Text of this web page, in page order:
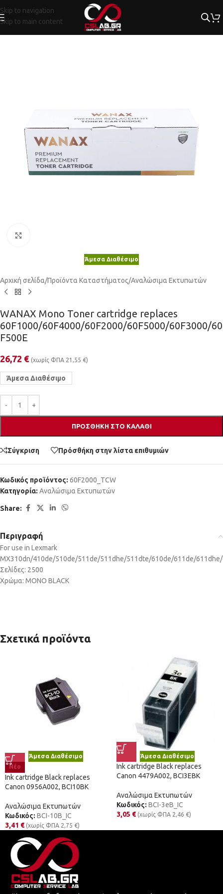
Skip to navigation
Skip to main content
Άμεσα Διαθέσιμο
Αρχική σελίδα/Προϊόντα Καταστήματος/Αναλώσιμα Εκτυπωτών
WANAX Mono Toner cartridge replaces
60F1000/60F4000/60F2000/60F5000/60F3000/60
F500E
26,72 € (χωρίς ΦΠΑ 21,55 €)
Άμεσα Διαθέσιμο
ΠΡΟΣΘΉΚΗ ΣΤΟ ΚΑΛΆΘΙ
Σύγκριση Πρόσθήκη στην λίστα επιθυμιών
Κωδικός προϊόντος: 60F2000_TCW
Κατηγορία: Αναλώσιμα Εκτυπωτών
Share:
Περιγραφή
For use in Lexmark
MX310dn/410de/510de/511de/511dhe/511dte/610de/611de/
Σελίδες: 2500
Χρώμα: MONO BLACK
Σχετικά προϊόντα
Άμεσα Διαθέσιμο
Νέο
Ink cartridge Black replaces
Canon 0956A002, BCI10BK
Αναλώσιμα Εκτυπωτών
Κωδικός: BCI-10B_IC
3,41 € (χωρίς ΦΠΑ 2,75 €)
Άμεσα Διαθέσιμο
Ink cartridge Black replaces
Canon 4479A002, BCI3EBK
Αναλώσιμα Εκτυπωτών
Κωδικός: BCI-3eB_IC
3,05 € (χωρίς ΦΠΑ 2,46 €)